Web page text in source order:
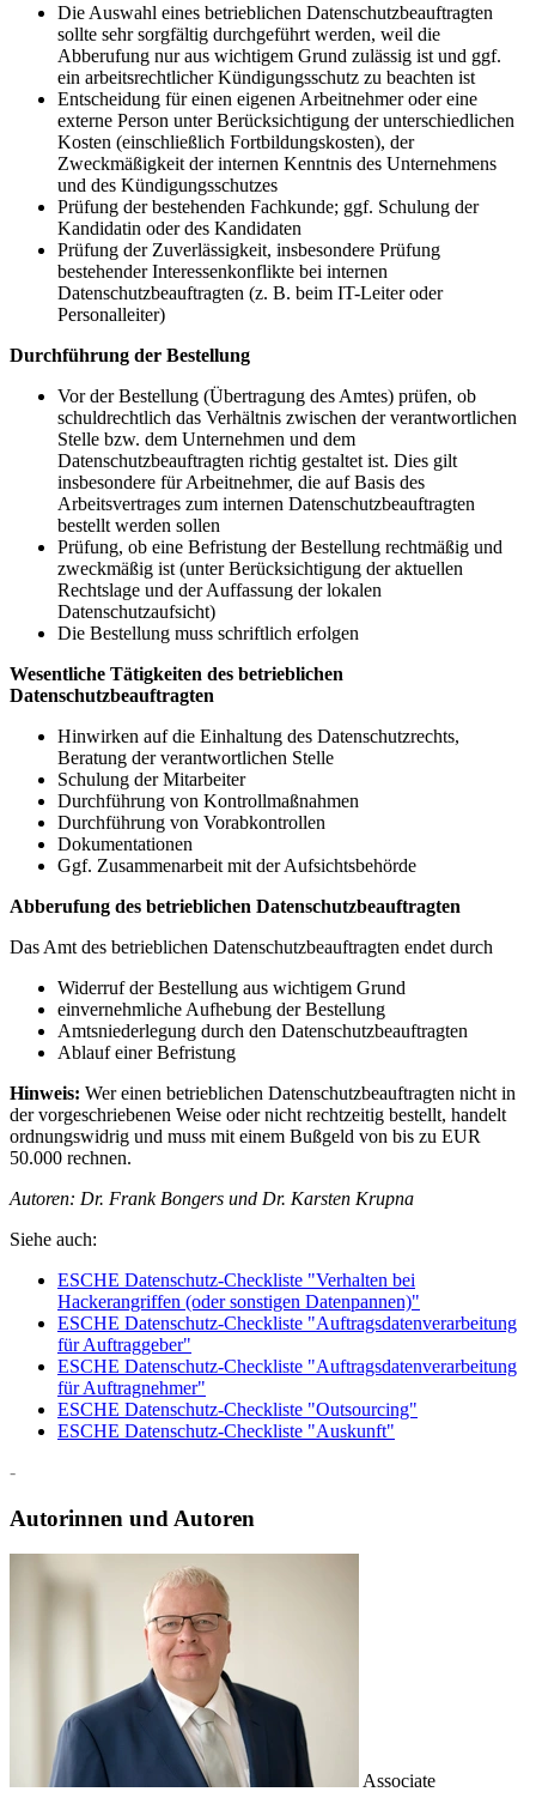
Die Auswahl eines betrieblichen Datenschutzbeauftragten
sollte sehr sorgfältig durchgeführt werden, weil die
Abberufung nur aus wichtigem Grund zulässig ist und ggf.
ein arbeitsrechtlicher Kündigungsschutz zu beachten ist
Entscheidung für einen eigenen Arbeitnehmer oder eine
externe Person unter Berücksichtigung der unterschiedlichen
Kosten (einschließlich Fortbildungskosten), der
Zweckmäßigkeit der internen Kenntnis des Unternehmens
und des Kündigungsschutzes
Prüfung der bestehenden Fachkunde; ggf. Schulung der
Kandidatin oder des Kandidaten
Prüfung der Zuverlässigkeit, insbesondere Prüfung
bestehender Interessenkonflikte bei internen
Datenschutzbeauftragten (z. B. beim IT-Leiter oder
Personalleiter)
Durchführung der Bestellung
Vor der Bestellung (Übertragung des Amtes) prüfen, ob
schuldrechtlich das Verhältnis zwischen der verantwortlichen
Stelle bzw. dem Unternehmen und dem
Datenschutzbeauftragten richtig gestaltet ist. Dies gilt
insbesondere für Arbeitnehmer, die auf Basis des
Arbeitsvertrages zum internen Datenschutzbeauftragten
bestellt werden sollen
Prüfung, ob eine Befristung der Bestellung rechtmäßig und
zweckmäßig ist (unter Berücksichtigung der aktuellen
Rechtslage und der Auffassung der lokalen
Datenschutzaufsicht)
Die Bestellung muss schriftlich erfolgen
Wesentliche Tätigkeiten des betrieblichen
Datenschutzbeauftragten
Hinwirken auf die Einhaltung des Datenschutzrechts,
Beratung der verantwortlichen Stelle
Schulung der Mitarbeiter
Durchführung von Kontrollmaßnahmen
Durchführung von Vorabkontrollen
Dokumentationen
Ggf. Zusammenarbeit mit der Aufsichtsbehörde
Abberufung des betrieblichen Datenschutzbeauftragten
Das Amt des betrieblichen Datenschutzbeauftragten endet durch
Widerruf der Bestellung aus wichtigem Grund
einvernehmliche Aufhebung der Bestellung
Amtsniederlegung durch den Datenschutzbeauftragten
Ablauf einer Befristung
Hinweis: Wer einen betrieblichen Datenschutzbeauftragten nicht in
der vorgeschriebenen Weise oder nicht rechtzeitig bestellt, handelt
ordnungswidrig und muss mit einem Bußgeld von bis zu EUR
50.000 rechnen.
Autoren: Dr. Frank Bongers und Dr. Karsten Krupna
Siehe auch:
ESCHE Datenschutz-Checkliste "Verhalten bei
Hackerangriffen (oder sonstigen Datenpannen)"
ESCHE Datenschutz-Checkliste "Auftragsdatenverarbeitung
für Auftraggeber"
ESCHE Datenschutz-Checkliste "Auftragsdatenverarbeitung
für Auftragnehmer"
ESCHE Datenschutz-Checkliste "Outsourcing"
ESCHE Datenschutz-Checkliste "Auskunft"
-
Autorinnen und Autoren
Associate